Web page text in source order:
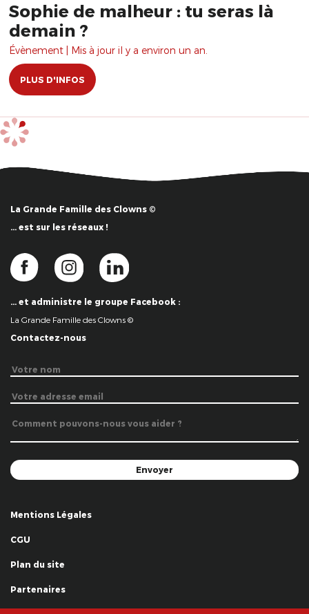
Sophie de malheur : tu seras là
demain ?
Évènement | Mis à jour il y a environ un an.
PLUS D'INFOS
La Grande Famille des Clowns ©
… est sur les réseaux !
… et administre le groupe Facebook :
La Grande Famille des Clowns ©
Contactez-nous
Mentions Légales
CGU
Plan du site
Partenaires